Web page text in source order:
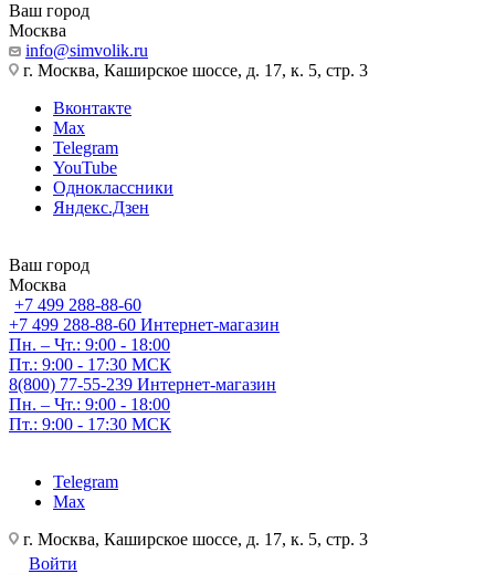
Ваш город
Москва
info@simvolik.ru
г. Москва, Каширское шоссе, д. 17, к. 5, стр. 3
Вконтакте
Max
Telegram
YouTube
Одноклассники
Яндекс.Дзен
Ваш город
Москва
+7 499 288-88-60
+7 499 288-88-60 Интернет-магазин
Пн. – Чт.: 9:00 - 18:00
Пт.: 9:00 - 17:30 МСК
8(800) 77-55-239 Интернет-магазин
Пн. – Чт.: 9:00 - 18:00
Пт.: 9:00 - 17:30 МСК
Telegram
Max
г. Москва, Каширское шоссе, д. 17, к. 5, стр. 3
Войти